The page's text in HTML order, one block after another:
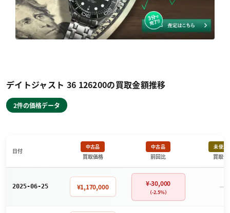
デイトジャスト 36 126200の買取金額推移
2件の価格データ
日付
中古品
買取価格
中古品
前回比
未使用
買取価
2025-06-25 ¥1,170,000 ¥-30,000
（-2.5%） －